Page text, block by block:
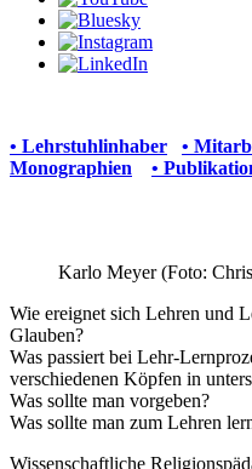
• Lehrstuhlinhaber •
Monographien
•
Karlo Meyer (Foto:
Wie ereignet sich Lehren und
Glauben?
Was passiert bei Lehr-
verschiedenen Köpfen in
Was sollte man vorgeben?
Was sollte man zum Lehren
Wissenschaftliche